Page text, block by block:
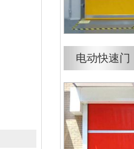
电动快速门